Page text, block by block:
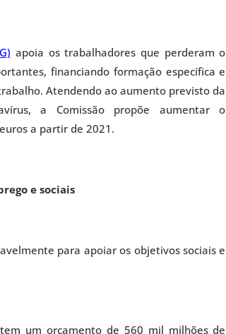
apoia os trabalhadores que perderam o
financiando formação específica e
Atendendo ao aumento previsto da
a Comissão propõe aumentar o
a partir de 2021.
e sociais
para apoiar os objetivos sociais e
tem um orçamento de 560 mil milhões de